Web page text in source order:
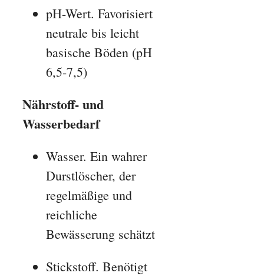
pH-Wert. Favorisiert
neutrale bis leicht
basische Böden (pH
6,5-7,5)
Nährstoff- und
Wasserbedarf
Wasser. Ein wahrer
Durstlöscher, der
regelmäßige und
reichliche
Bewässerung schätzt
Stickstoff. Benötigt